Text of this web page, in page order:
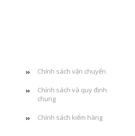
Chính sách vận chuyển
Chính sách và quy định
chung
Chính sách kiểm hàng